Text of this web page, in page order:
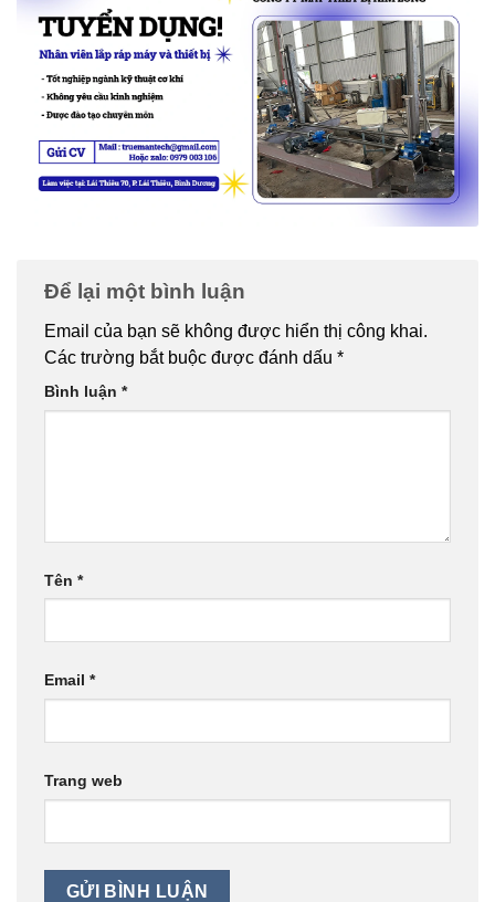
Để lại một bình luận
Email của bạn sẽ không được hiển thị công khai.
Các trường bắt buộc được đánh dấu *
Bình luận *
Tên *
Email *
Trang web